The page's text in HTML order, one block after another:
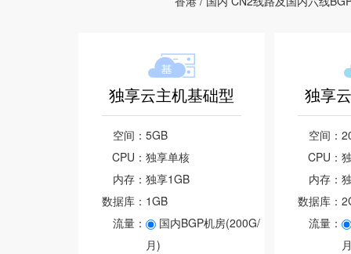
独享云主机基础型
空间： 5GB
CPU： 独享单核
内存： 独享1GB
数据库： 1GB
流量：
国内BGP机房(200G/
月)
独享
空间：
CPU：
内存：
数据库：
流量：